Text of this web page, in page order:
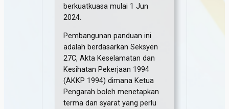
berkuatkuasa mulai 1 Jun
2024.
Pembangunan panduan ini
adalah berdasarkan Seksyen
27C, Akta Keselamatan dan
Kesihatan Pekerjaan 1994
(AKKP 1994) dimana Ketua
Pengarah boleh menetapkan
terma dan syarat yang perlu